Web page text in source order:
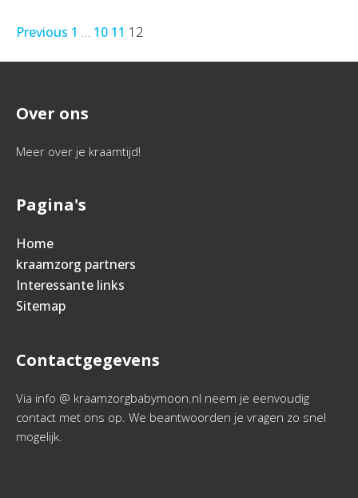
Previous 1 … 10 11 12
Over ons
Meer over je kraamtijd!
Pagina's
Home
kraamzorg partners
Interessante links
Sitemap
Contactgegevens
Via info @ kraamzorgbabymoon.nl neem je eenvoudig
contact met ons op. We beantwoorden je vragen zo snel
mogelijk.